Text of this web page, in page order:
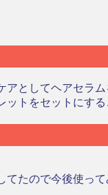
としてヘアセラ
トをセットにす
たので今後使って